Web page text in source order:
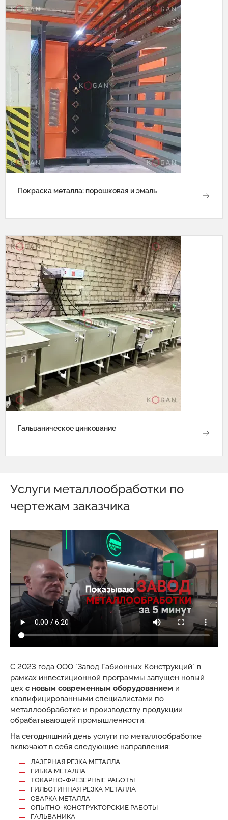
Покраска металла: порошковая и эмаль
Гальваническое цинкование
Услуги металлообработки по
чертежам заказчика
С 2023 года ООО "Завод Габионных Конструкций" в
рамках инвестиционной программы запущен новый
цех с новым современным оборудованием и
квалифицированными специалистами по
металлообработке и производству продукции
обрабатывающей промышленности.
На сегодняшний день услуги по металлообработке
включают в себя следующие направления:
ЛАЗЕРНАЯ РЕЗКА МЕТАЛЛА
ГИБКА МЕТАЛЛА
ТОКАРНО-ФРЕЗЕРНЫЕ РАБОТЫ
ГИЛЬОТИННАЯ РЕЗКА МЕТАЛЛА
СВАРКА МЕТАЛЛА
ОПЫТНО-КОНСТРУКТОРСКИЕ РАБОТЫ
ГАЛЬВАНИКА